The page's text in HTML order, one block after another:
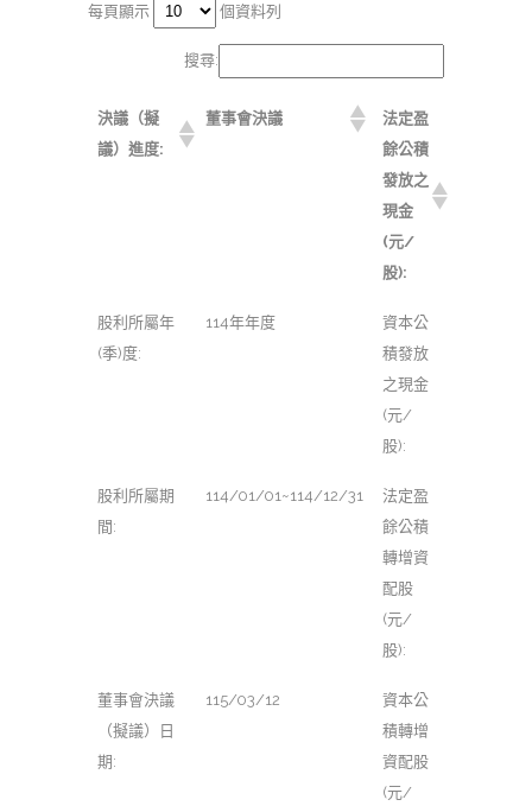
每頁顯示 個資料列
搜尋:
決議（擬
議）進度:
董事會決議
法定盈
餘公積
發放之
現金
(元/
股):
股利所屬年
(季)度:
114年年度
資本公
積發放
之現金
(元/
股):
股利所屬期
間:
114/01/01~114/12/31
法定盈
餘公積
轉增資
配股
(元/
股):
董事會決議
（擬議）日
期:
115/03/12
資本公
積轉增
資配股
(元/